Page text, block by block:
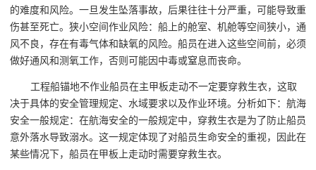
的难度和风险。一旦发生坠落事故，后果往往十分严重，可能导致重
伤甚至死亡。狭小空间作业风险：船上的舱室、机舱等空间狭小，通
风不良，存在有毒气体和缺氧的风险。船员在进入这些空间前，必须
做好通风和测氧工作，否则可能因中毒或窒息而丧命。
工程船锚地不作业船员在主甲板走动不一定要穿救生衣，这取
决于具体的安全管理规定、水域要求以及作业环境。分析如下：航海
安全一般规定：在航海安全的一般规定中，穿救生衣是为了防止船员
意外落水导致溺水。这一规定体现了对船员生命安全的重视，因此在
某些情况下，船员在甲板上走动时需要穿救生衣。